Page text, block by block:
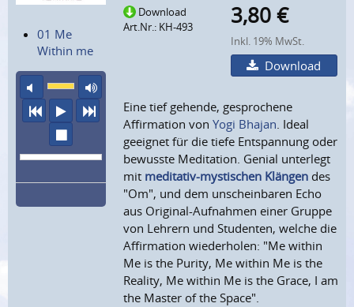
01 Me
Within me
Ton aus
vorheriger Titel
Abspielennächster Titel
Wiedergabe stoppen
Download
Art.Nr.: KH-493
3,80 €
Inkl. 19% MwSt.
Download
Eine tief gehende, gesprochene
Affirmation vonYogi Bhajan. Ideal
geeignet für die tiefe Entspannung oder
bewusste Meditation. Genial unterlegt
mit meditativ-mystischen Klängen des
"Om", und dem unscheinbaren Echo
aus Original-Aufnahmen einer Gruppe
von Lehrern und Studenten, welche die
Affirmation wiederholen: "Me within
Me is the Purity, Me within Me is the
Reality, Me within Me is the Grace, I am
the Master of the Space".